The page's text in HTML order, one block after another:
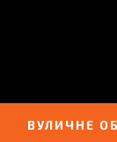
ВУЛИЧНЕ